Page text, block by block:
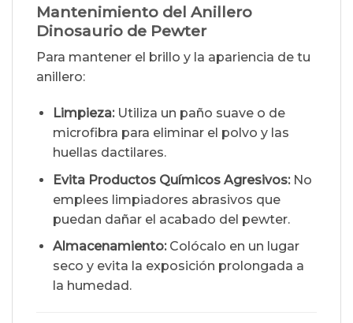
Mantenimiento del Anillero
Dinosaurio de Pewter
Para mantener el brillo y la apariencia de tu
anillero:
Limpieza:Utiliza un paño suave o de
microfibra para eliminar el polvo y las
huellas dactilares.
Evita Productos Químicos Agresivos:No
emplees limpiadores abrasivos que
puedan dañar el acabado del pewter.
Almacenamiento:Colócalo en un lugar
seco y evita la exposición prolongada a
la humedad.